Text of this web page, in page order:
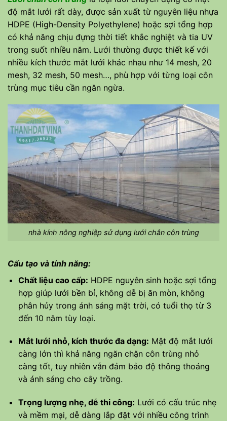
độ mắt lưới rất dày, được sản xuất từ nguyên liệu nhựa
HDPE (High-Density Polyethylene) hoặc sợi tổng hợp
có khả năng chịu đựng thời tiết khắc nghiệt và tia UV
trong suốt nhiều năm. Lưới thường được thiết kế với
nhiều kích thước mắt lưới khác nhau như 14 mesh, 20
mesh, 32 mesh, 50 mesh…, phù hợp với từng loại côn
trùng mục tiêu cần ngăn ngừa.
nhà kính nông nghiệp sử dụng lưới chắn côn trùng
Cấu tạo và tính năng:
Chất liệu cao cấp: HDPE nguyên sinh hoặc sợi tổng
hợp giúp lưới bền bỉ, không dễ bị ăn mòn, không
phân hủy trong ánh sáng mặt trời, có tuổi thọ từ 3
đến 10 năm tùy loại.
Mắt lưới nhỏ, kích thước đa dạng: Mật độ mắt lưới
càng lớn thì khả năng ngăn chặn côn trùng nhỏ
càng tốt, tuy nhiên vẫn đảm bảo độ thông thoáng
và ánh sáng cho cây trồng.
Trọng lượng nhẹ, dễ thi công: Lưới có cấu trúc nhẹ
và mềm mại, dễ dàng lắp đặt với nhiều công trình